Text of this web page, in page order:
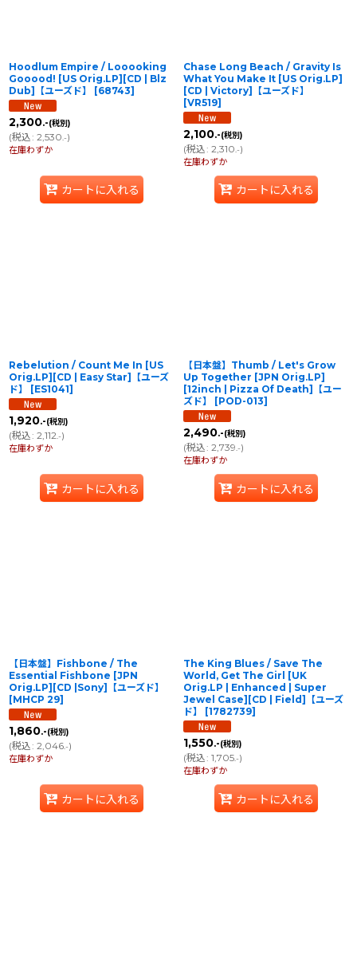
Hoodlum Empire / Looooking
Gooood! [US Orig.LP][CD | Blz
Dub]【ユーズド】
[68743]
2,300.-(税別)
(税込: 2,530.-)
在庫わずか
カートに入れる
Chase Long Beach / Gravity Is
What You Make It [US Orig.LP]
[CD | Victory]【ユーズド】
[VR519]
2,100.-(税別)
(税込: 2,310.-)
在庫わずか
カートに入れる
Rebelution / Count Me In [US
Orig.LP][CD | Easy Star]【ユーズ
ド】
[ES1041]
1,920.-(税別)
(税込: 2,112.-)
在庫わずか
カートに入れる
【日本盤】Thumb / Let's Grow
Up Together [JPN Orig.LP]
[12inch | Pizza Of Death]【ユー
ズド】
[POD-013]
2,490.-(税別)
(税込: 2,739.-)
在庫わずか
カートに入れる
【日本盤】Fishbone / The
Essential Fishbone [JPN
Orig.LP][CD |Sony]【ユーズド】
[MHCP 29]
1,860.-(税別)
(税込: 2,046.-)
在庫わずか
カートに入れる
The King Blues / Save The
World, Get The Girl [UK
Orig.LP | Enhanced | Super
Jewel Case][CD | Field]【ユーズ
ド】
[1782739]
1,550.-(税別)
(税込: 1,705.-)
在庫わずか
カートに入れる